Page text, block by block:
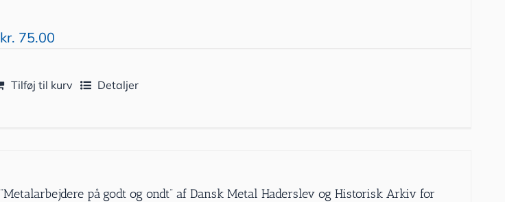
kr. 75.00
Tilføj til kurv Detaljer
”Metalarbejdere på godt og ondt” af Dansk Metal Haderslev og Historisk Arkiv for